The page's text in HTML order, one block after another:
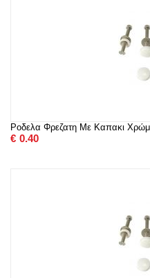
Ροδελα Φρεζατη Με Καπακι
€ 0.40